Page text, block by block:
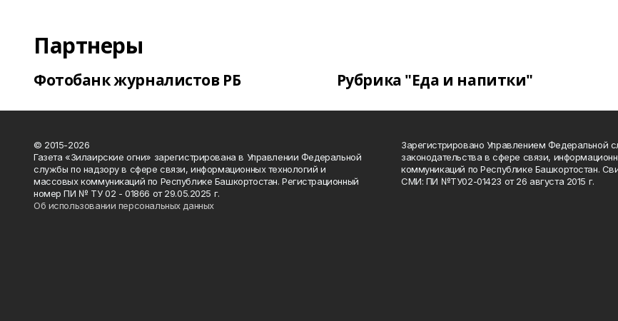
Партнеры
Фотобанк журналистов РБ Рубрика "Еда и напитки"
© 2015-2026
Газета «Зилаирские огни» зарегистрирована в Управлении Федеральной
службы по надзору в сфере связи, информационных технологий и
массовых коммуникаций по Республике Башкортостан. Регистрационный
номер ПИ № ТУ 02 - 01866 от 29.05.2025 г.
Об использовании персональных данных
Зарегистрировано Управлением Федеральной
законодательства в сфере связи,
коммуникаций по Республике Башкортостан.
СМИ: ПИ №ТУ02-01423 от 26 августа 2015 г.